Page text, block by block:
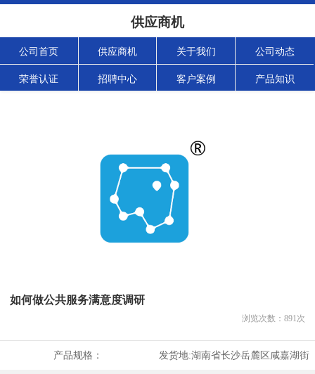
供应商机
公司首页 供应商机 关于我们 公司动态
荣誉认证 招聘中心 客户案例 产品知识
如何做公共服务满意度调研
浏览次数： 891次
产品规格： 发货地:湖南省长沙岳麓区咸嘉湖街